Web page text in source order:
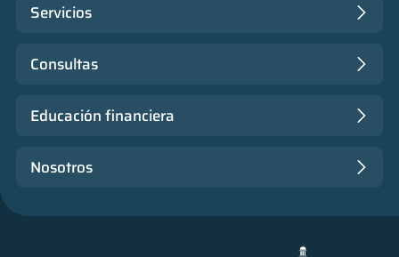
Servicios
Consultas
Educación financiera
Nosotros